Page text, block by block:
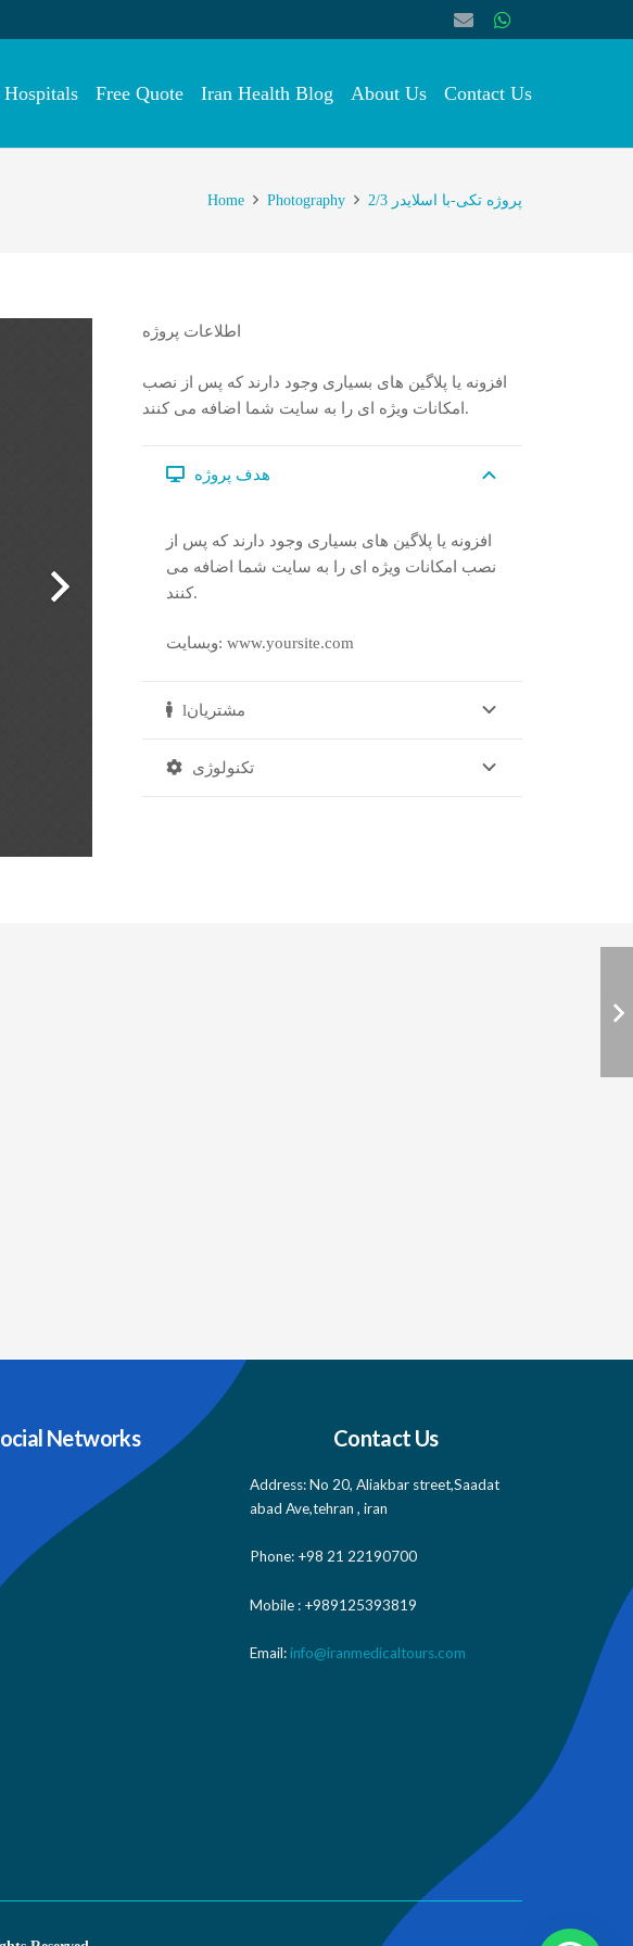
Hospitals Free Quote Iran Health Blog About Us Contact Us
Home Photography پروژه تکی-با اسلایدر 2/3
اطلاعات پروژه
افزونه یا پلاگین های بسیاری وجود دارند که پس از نصب
امکانات ویژه ای را به سایت شما اضافه می کنند.
هدف پروژه
افزونه یا پلاگین های بسیاری وجود دارند که پس از
نصب امکانات ویژه ای را به سایت شما اضافه می
کنند.
وبسایت: www.yoursite.com
lمشتریان
تکنولوژی
Networks Contact Us
Address: No 20, Aliakbar street,Saadat
abad Ave,tehran , iran
Phone: +98 21 22190700
Mobile : +989125393819
Email: info@iranmedicaltours.com